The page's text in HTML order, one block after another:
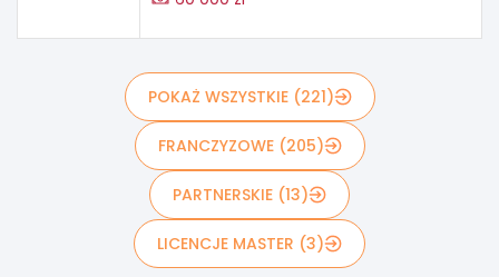
POKAŻ WSZYSTKIE (221)
FRANCZYZOWE (205)
PARTNERSKIE (13)
LICENCJE MASTER (3)